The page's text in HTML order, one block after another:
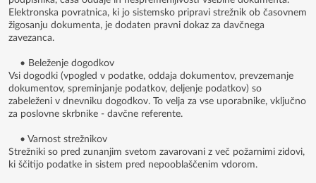
Elektronska povratnica, ki jo sistemsko pripravi strežnik ob časovnem
žigosanju dokumenta, je dodaten pravni dokaz za davčnega
zavezanca.
• Beleženje dogodkov
Vsi dogodki (vpogled v podatke, oddaja dokumentov, prevzemanje
dokumentov, spreminjanje podatkov, deljenje podatkov) so
zabeleženi v dnevniku dogodkov. To velja za vse uporabnike, vključno
za poslovne skrbnike - davčne referente.
• Varnost strežnikov
Strežniki so pred zunanjim svetom zavarovani z več požarnimi zidovi,
ki ščitijo podatke in sistem pred nepooblaščenim vdorom.